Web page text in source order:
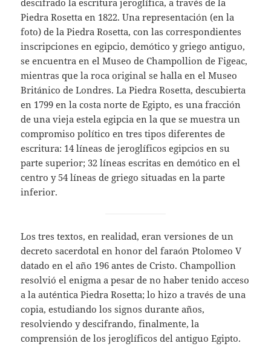
descifrado la escritura jeroglífica, a través de la
Piedra Rosetta en 1822. Una representación (en la
foto) de la Piedra Rosetta, con las correspondientes
inscripciones en egipcio, demótico y griego antiguo,
se encuentra en el Museo de Champollion de Figeac,
mientras que la roca original se halla en el Museo
Británico de Londres. La Piedra Rosetta, descubierta
en 1799 en la costa norte de Egipto, es una fracción
de una vieja estela egipcia en la que se muestra un
compromiso político en tres tipos diferentes de
escritura: 14 líneas de jeroglíficos egipcios en su
parte superior; 32 líneas escritas en demótico en el
centro y 54 líneas de griego situadas en la parte
inferior.
Los tres textos, en realidad, eran versiones de un
decreto sacerdotal en honor del faraón Ptolomeo V
datado en el año 196 antes de Cristo. Champollion
resolvió el enigma a pesar de no haber tenido acceso
a la auténtica Piedra Rosetta; lo hizo a través de una
copia, estudiando los signos durante años,
resolviendo y descifrando, finalmente, la
comprensión de los jeroglíficos del antiguo Egipto.